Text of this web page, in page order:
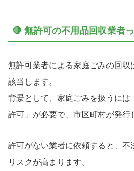
🛑 無許可の不用品回収業者
無許可業者による家庭ごみの回収
該当します。
背景として、家庭ごみを扱うには
許可」が必要で、市区町村が発行
許可がない業者に依頼すると、不
リスクが高まります。